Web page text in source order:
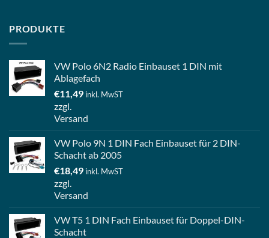
PRODUKTE
VW Polo 6N2 Radio Einbauset 1 DIN mit
Ablagefach
€11,49 inkl. MwST
zzgl.
Versand
VW Polo 9N 1 DIN Fach Einbauset für 2 DIN-
Schacht ab 2005
€18,49 inkl. MwST
zzgl.
Versand
VW T5 1 DIN Fach Einbauset für Doppel-DIN-
Schacht